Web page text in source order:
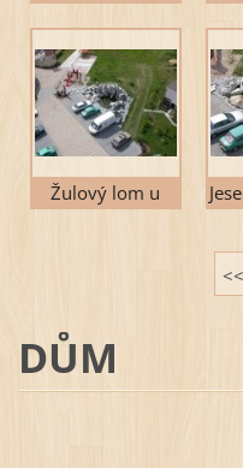
Žulový lom u
<<
DŮM